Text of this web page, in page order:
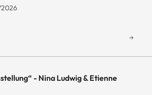
2026
- Nina Ludwig & Etienne